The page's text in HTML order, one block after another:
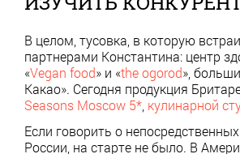
В целом, тусовка, в которую
партнерами Константина: центр
«Vegan food» и «the ogorod»,
Какао». Сегодня продукция
Seasons Moscow 5* кулинарной
Если говорить о
России, на старте не было. В